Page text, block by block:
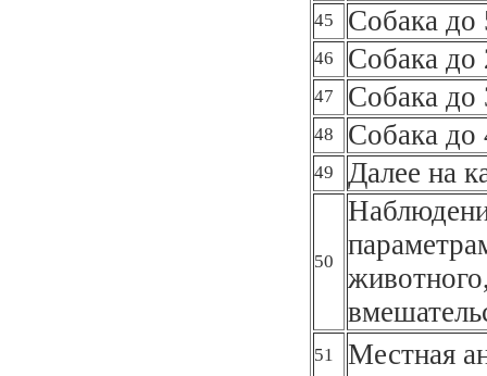
45 Собака до
46 Собака до
47 Собака до
48 Собака до
49 Далее на
50
51 Местная